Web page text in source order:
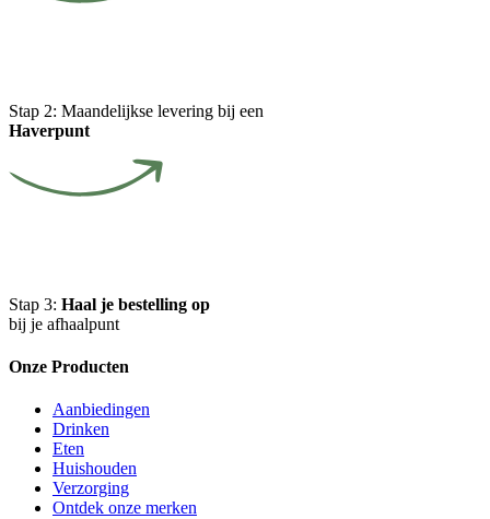
Stap 2: Maandelijkse levering bij een
Haverpunt
Stap 3: Haal je bestelling op
bij je afhaalpunt
Onze Producten
Aanbiedingen
Drinken
Eten
Huishouden
Verzorging
Ontdek onze merken